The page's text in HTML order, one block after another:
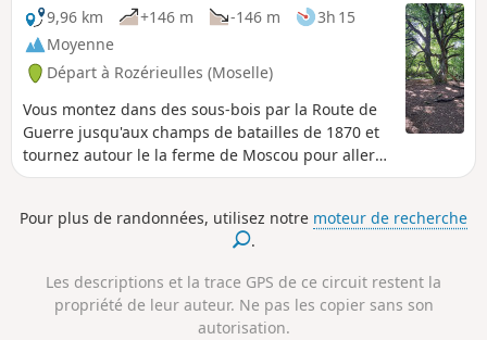
9,96 km
+146 m -146 m
3h 15
Moyenne
Départ à Rozérieulles (Moselle)
Vous montez dans des sous-bois par la Route de
Guerre jusqu'aux champs de batailles de 1870 et
tournez autour le la ferme de Moscou pour aller
voir le Hêtre des Batailles âgé de 200 ans environ
par la Route du Fort Jeanne d'Arc.
Pour plus de randonnées, utilisez notre moteur de recherche
.
Les descriptions et la trace GPS de ce circuit restent la
propriété de leur auteur. Ne pas les copier sans son
autorisation.